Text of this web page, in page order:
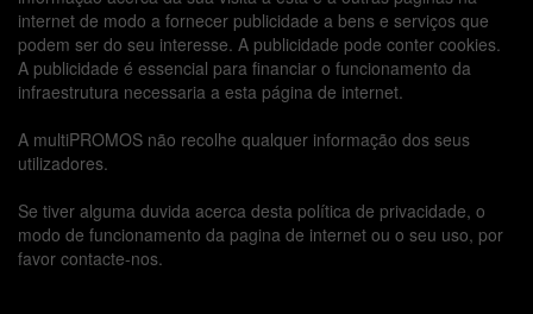
internet de modo a fornecer publicidade a bens e serviços que
podem ser do seu interesse. A publicidade pode conter cookies.
A publicidade é essencial para financiar o funcionamento da
infraestrutura necessaria a esta página de internet.
A multiPROMOS não recolhe qualquer informação dos seus
utilizadores.
Se tiver alguma duvida acerca desta política de privacidade, o
modo de funcionamento da pagina de internet ou o seu uso, por
favor contacte-nos.